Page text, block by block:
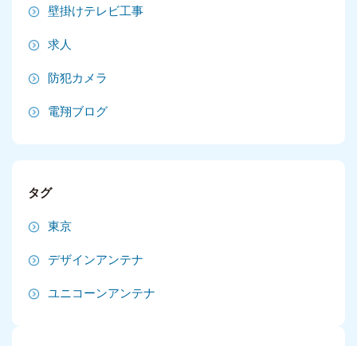
2024年8月
2024年7月
2024年6月
2024年5月
壁掛けテレビ工事
求人
防犯カメラ
電翔ブログ
タグ
東京
デザインアンテナ
ユニコーンアンテナ